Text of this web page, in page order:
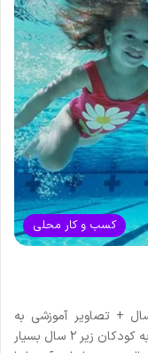
کسب و کار محلی
کامل آموزش شنا به کودکان زیر ۲ سال + تصاویر آموزشی به
گزارش اختصاصی فروشگاه اینتکس؛ آموزش شنا به کودکان زیر ۲ سال بسیار